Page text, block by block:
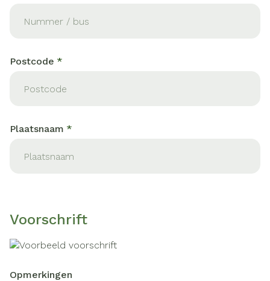
Postcode
Plaatsnaam
Voorschrift
Opmerkingen